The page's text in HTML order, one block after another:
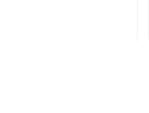
month ago I got